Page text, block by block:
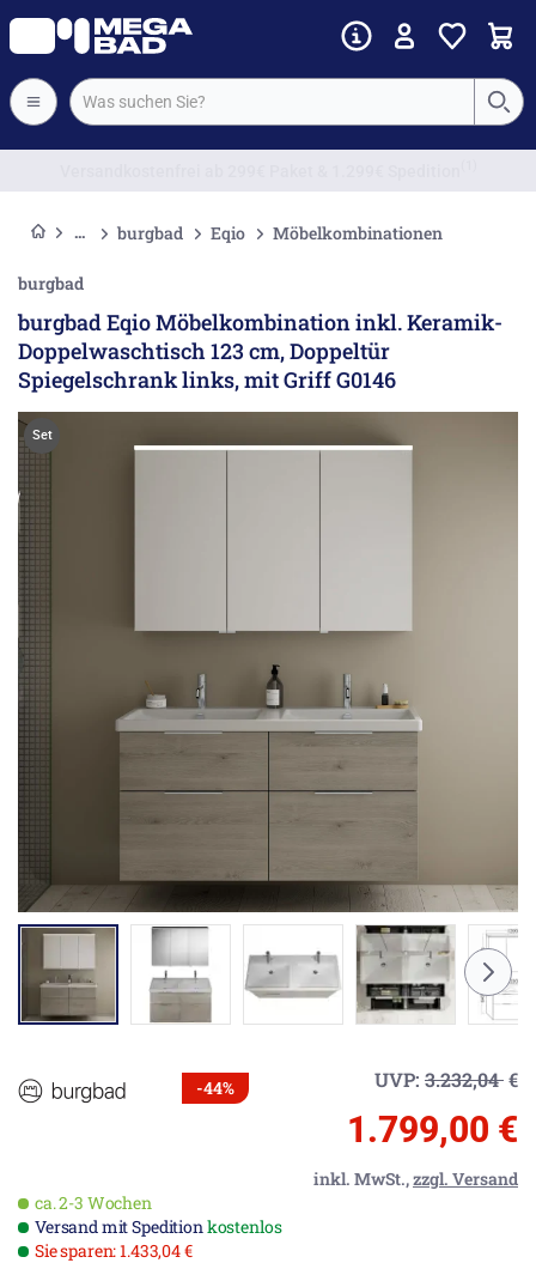
burgbad Eqio Möbelkombinationen
burgbad
burgbad Eqio Möbelkombination inkl. Keramik-
Doppelwaschtisch 123 cm, Doppeltür
Spiegelschrank links, mit Griff G0146
Set
-44% UVP: 3.232,04€
1.799,00 €
inkl. MwSt.,zzgl. Versand
ca. 2-3 Wochen
Versand mit Speditionkostenlos
Sie sparen: 1.433,04 €